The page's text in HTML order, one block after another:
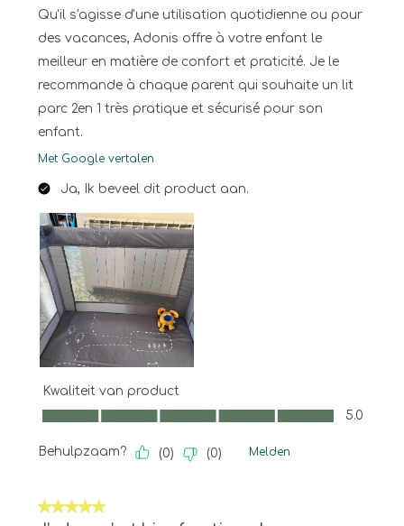
Qu'il s'agisse d'une utilisation quotidienne ou pour
des vacances, Adonis offre à votre enfant le
meilleur en matière de confort et praticité. Je le
recommande à chaque parent qui souhaite un lit
parc 2en 1 très pratique et sécurisé pour son
enfant.
Met Google vertalen
Ja, Ik beveel dit product aan.
Kwaliteit van product
Kwaliteit van product, 5.0 van 5
5.0
Behulpzaam? (0) (0) Melden
5 van 5 sterren.